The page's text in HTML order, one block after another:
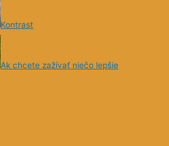
Kontrast
Ak chcete zažívať niečo lepšie